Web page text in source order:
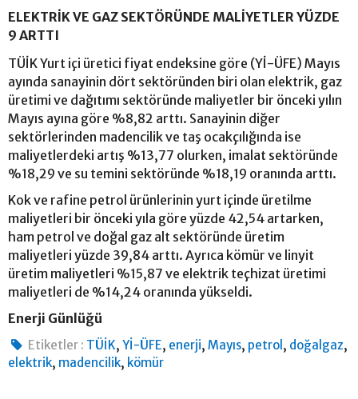
ELEKTRİK VE GAZ SEKTÖRÜNDE MALİYETLER YÜZDE
9 ARTTI
TÜİK Yurt içi üretici fiyat endeksine göre (Yİ-ÜFE) Mayıs
ayında sanayinin dört sektöründen biri olan elektrik, gaz
üretimi ve dağıtımı sektöründe maliyetler bir önceki yılın
Mayıs ayına göre %8,82 arttı. Sanayinin diğer
sektörlerinden madencilik ve taş ocakçılığında ise
maliyetlerdeki artış %13,77 olurken, imalat sektöründe
%18,29 ve su temini sektöründe %18,19 oranında arttı.
Kok ve rafine petrol ürünlerinin yurt içinde üretilme
maliyetleri bir önceki yıla göre yüzde 42,54 artarken,
ham petrol ve doğal gaz alt sektöründe üretim
maliyetleri yüzde 39,84 arttı. Ayrıca kömür ve linyit
üretim maliyetleri %15,87 ve elektrik teçhizat üretimi
maliyetleri de %14,24 oranında yükseldi.
Enerji Günlüğü
Etiketler : TÜİK,Yİ-ÜFE, enerji,Mayıs, petrol , doğalgaz,
elektrik, madencilik, kömür